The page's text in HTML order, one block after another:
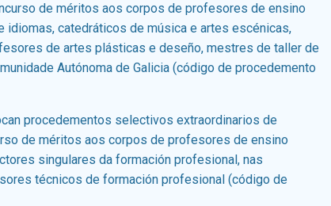
de méritos aos corpos de profesores de ensino
catedráticos de música e artes escénicas,
de artes plásticas e deseño, mestres de taller de
Autónoma de Galicia (código de procedemento
procedementos selectivos extraordinarios de
de méritos aos corpos de profesores de ensino
singulares da formación profesional, nas
técnicos de formación profesional (código de